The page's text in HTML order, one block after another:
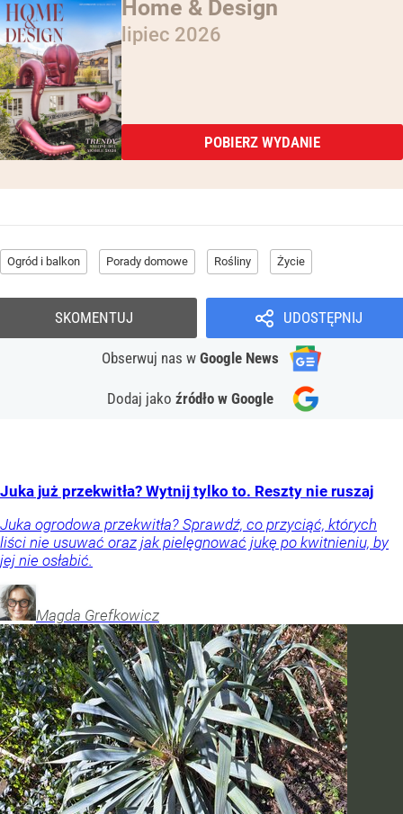
Home & Design
lipiec 2026
POBIERZ WYDANIE
Ogród i balkon Porady domowe Rośliny Życie
UDOSTĘPNIJ
Obserwuj nas w Google News
Dodaj jako źródło w Google
SKOMENTUJ
Juka już przekwitła? Wytnij tylko to. Reszty nie ruszaj
Juka ogrodowa przekwitła? Sprawdź, co przyciąć, których
liści nie usuwać oraz jak pielęgnować jukę po kwitnieniu, by
jej nie osłabić.
Magda Grefkowicz